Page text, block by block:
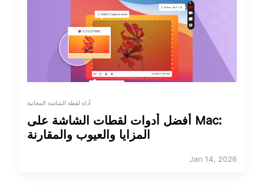
أداة لقطة الشاشة المجانية
أفضل أدوات لقطات الشاشة على Mac:
المزايا والعيوب والمقارنة
Jan 14, 2026